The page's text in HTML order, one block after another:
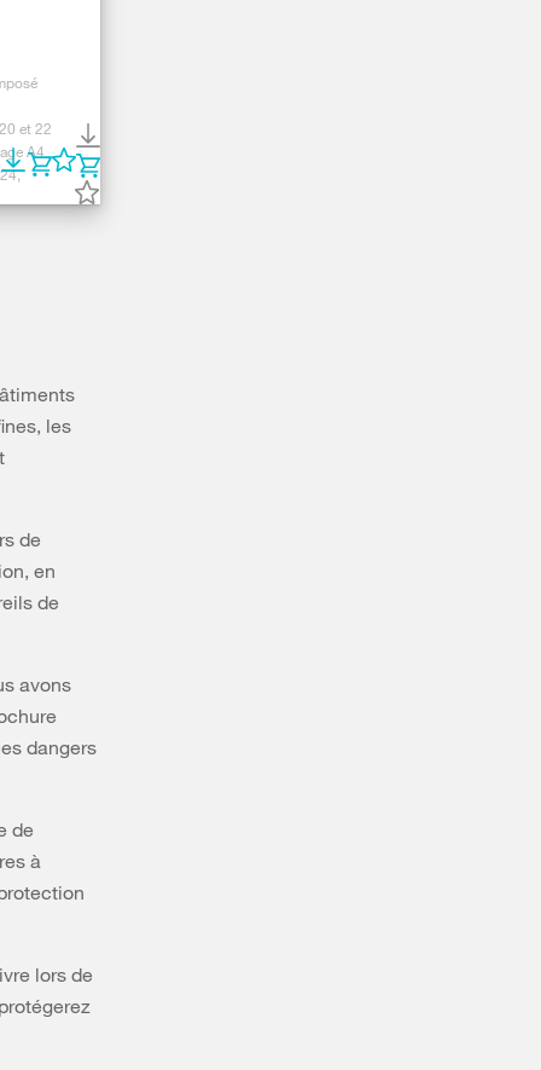
et 22
A4
les
de
en
de
avons
dangers
de
à
lors de